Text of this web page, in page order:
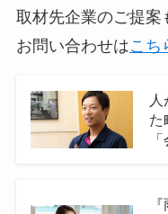
取材先企業のご提案
お問い合わせはこち
た